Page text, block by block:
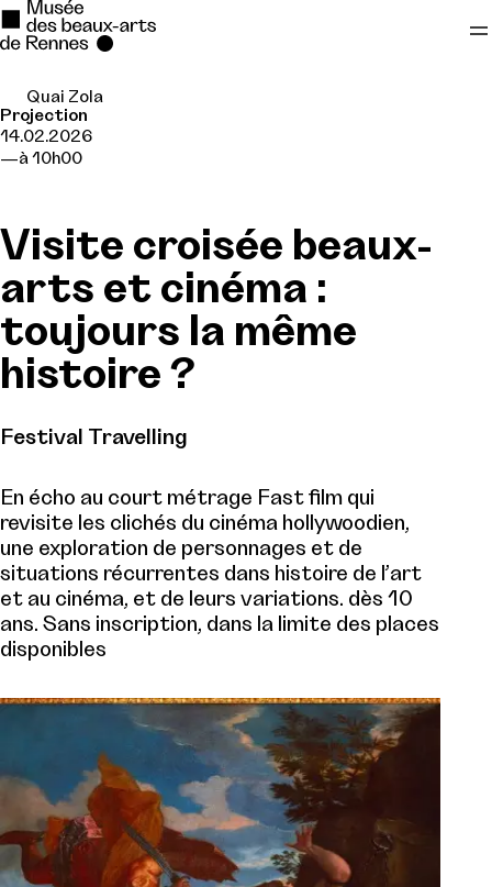
Se rendre au
Contenu principal
Quai Zola
Projection
14.02.2026
à 10h00
Visite croisée beaux-
arts et cinéma :
toujours la même
histoire ?
Festival Travelling
En écho au court métrage Fast film qui
revisite les clichés du cinéma hollywoodien,
une exploration de personnages et de
situations récurrentes dans histoire de l’art
et au cinéma, et de leurs variations. dès 10
ans. Sans inscription, dans la limite des places
disponibles